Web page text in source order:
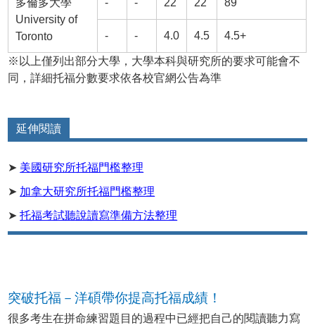
University of
Toronto
- - 4.0 4.5 4.5+
※以上僅列出部分大學，大學本科與研究所的要求可能會不
同，詳細托福分數要求依各校官網公告為準
延伸閱讀
➤ 美國研究所托福門檻整理
➤ 加拿大研究所托福門檻整理
➤托福考試聽說讀寫準備方法整理
突破托福－洋碩帶你提高托福成績！
很多考生在拼命練習題目的過程中已經把自己的閱讀聽力寫